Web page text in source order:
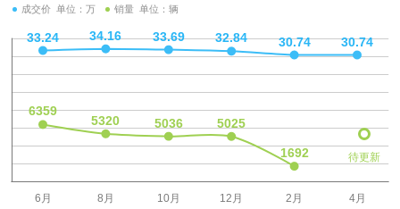
成交价 单位：万 销量 单位：辆
待更新